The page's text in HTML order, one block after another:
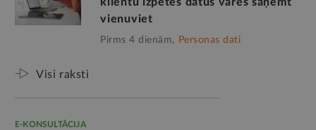
klientu izpētes datus varēs saņemt
vienuviet
Pirms 4 dienām, Personas dati
Visi raksti
E-KONSULTĀCIJA